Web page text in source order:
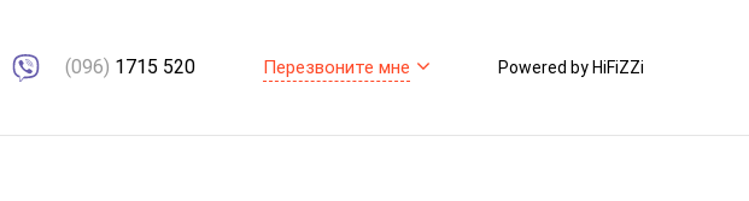
(096) 1715 520 Перезвоните мне Powered by HiFiZZi